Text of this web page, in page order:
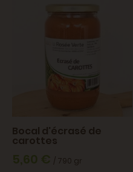
Bocal d'écrasé de
carottes
5,60 € / 790 gr